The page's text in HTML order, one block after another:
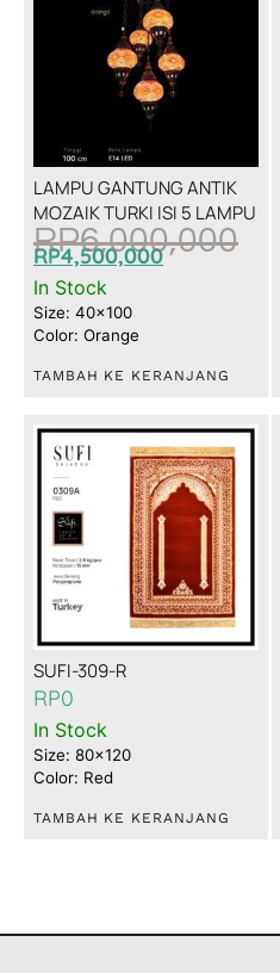
LAMPU GANTUNG ANTIK
MOZAIK TURKI ISI 5 LAMPU
RP6,000,000
RP4,500,000
In Stock
Size: 40x100
Color: Orange
TAMBAH KE KERANJANG
SUFI-309-R
RP0
In Stock
Size: 80x120
Color: Red
TAMBAH KE KERANJANG